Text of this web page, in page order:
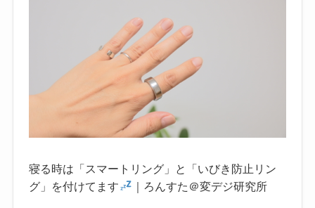
寝る時は「スマートリング」と「いびき防止リン
グ」を付けてます
｜ろんすた＠変デジ研究所